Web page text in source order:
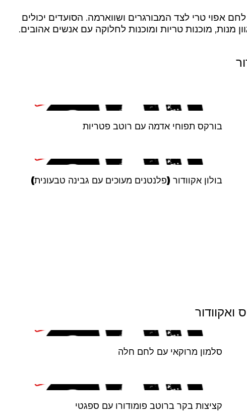
אפוי טרי לצד המבורגרים ושווארמה. הסועדים יכולים
מנות, מוכנות טריות ומוכנות לחלוקה עם אנשים אהובים.
בורקס תפוחי אדמה עם רוטב פטריות
בולון אקוודור (פלנטנים מעוכים עם גבינה טבעונית)
סלמון מרוקאי עם לחם חלה
קציצות בקר ברוטב פומודורו עם ספגטי